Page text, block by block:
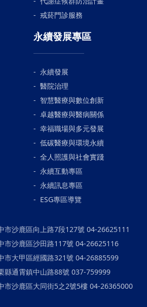
戒菸門診服務
永續發展專區
永續發展
醫院治理
智慧醫療與數位創新
卓越醫療與醫病關係
幸福職場與多元發展
低碳醫療與環境永續
全人照護與社會實踐
永續互動專區
永續訊息專區
ESG專區導覽
市沙鹿區向上路7段127號 04-26625111
市沙鹿區沙田路117號 04-26625116
市大甲區經國路321號 04-26885599
縣通霄鎮中山路88號 037-759999
市沙鹿區大同街5之2號5樓 04-26365000